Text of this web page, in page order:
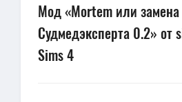
Мод «Mortem или
Судмедэксперта 0.2» от
Sims 4